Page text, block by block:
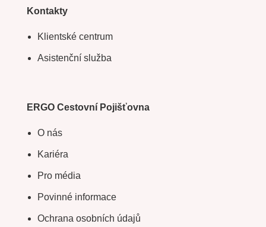
Kontakty
Klientské centrum
Asistenční služba
ERGO Cestovní Pojišťovna
O nás
Kariéra
Pro média
Povinné informace
Ochrana osobních údajů